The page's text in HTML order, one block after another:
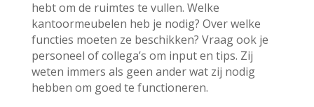
hebt om de ruimtes te vullen. Welke
kantoormeubelen heb je nodig? Over welke
functies moeten ze beschikken? Vraag ook je
personeel of collega’s om input en tips. Zij
weten immers als geen ander wat zij nodig
hebben om goed te functioneren.